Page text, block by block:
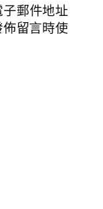
郵件地址
留言時使